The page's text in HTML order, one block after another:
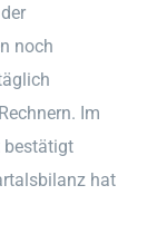
noch
Im
bestätigt
hat